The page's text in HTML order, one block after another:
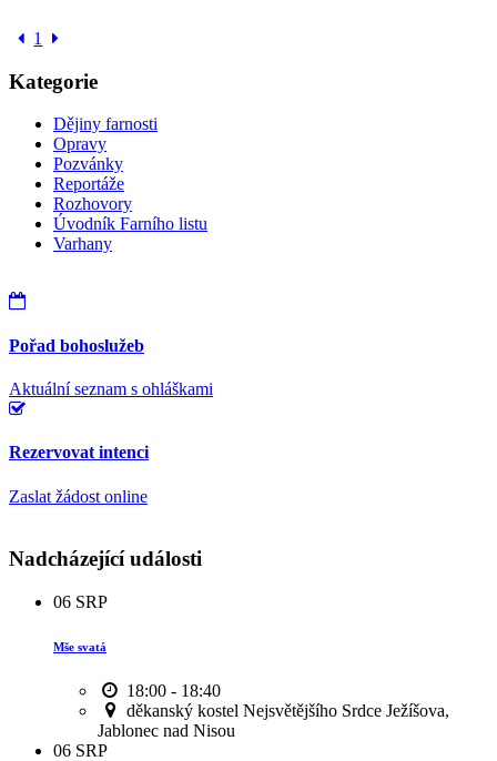
1
Kategorie
Dějiny farnosti
Opravy
Pozvánky
Reportáže
Rozhovory
Úvodník Farního listu
Varhany
Pořad bohoslužeb
Aktuální seznam s ohláškami
Rezervovat intenci
Zaslat žádost online
Nadcházející události
06 SRP
Mše svatá
18:00 - 18:40
děkanský kostel Nejsvětějšího Srdce Ježíšova,
Jablonec nad Nisou
06 SRP